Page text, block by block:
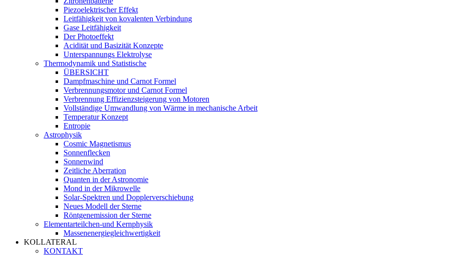
Piezoelektrischer Effekt
Leitfähigkeit von kovalenten Verbindung
Gase Leitfähigkeit
Der Photoeffekt
Acidität und Basizität Konzepte
Unterspannungs Elektrolyse
Thermodynamik und Statistische
ÜBERSICHT
Dampfmaschine und Carnot Formel
Verbrennungsmotor und Carnot Formel
Verbrennung Effizienzsteigerung von Motoren
Vollständige Umwandlung von Wärme in mechanische Arbeit
Temperatur Konzept
Entropie
Astrophysik
Cosmic Magnetismus
Sonnenflecken
Sonnenwind
Zeitliche Aberration
Quanten in der Astronomie
Mond in der Mikrowelle
Solar-Spektren und Dopplerverschiebung
Neues Modell der Sterne
Röntgenemission der Sterne
Elementarteilchen-und Kernphysik
Massenenergiegleichwertigkeit
KOLLATERAL
KONTAKT